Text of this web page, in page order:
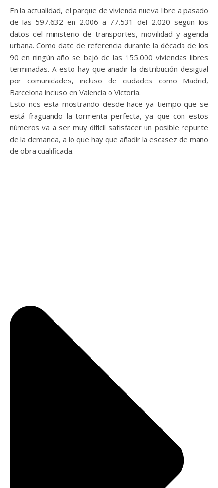
En la actualidad, el parque de vivienda nueva libre a pasado
de las 597.632 en 2.006 a 77.531 del 2.020 según los
datos del ministerio de transportes, movilidad y agenda
urbana. Como dato de referencia durante la década de los
90 en ningún año se bajó de las 155.000 viviendas libres
terminadas. A esto hay que añadir la distribución desigual
por comunidades, incluso de ciudades como Madrid,
Barcelona incluso en Valencia o Victoria.
Esto nos esta mostrando desde hace ya tiempo que se
está fraguando la tormenta perfecta, ya que con estos
números va a ser muy difícil satisfacer un posible repunte
de la demanda, a lo que hay que añadir la escasez de mano
de obra cualificada.